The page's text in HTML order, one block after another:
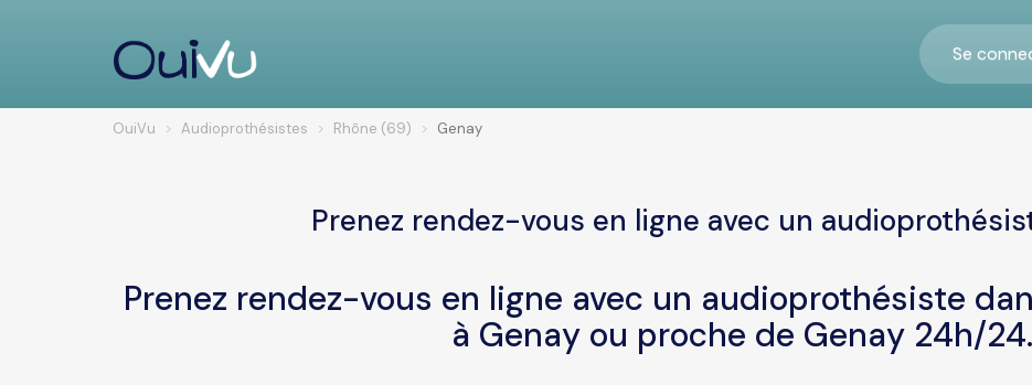
Se
OuiVu Audioprothésistes Rhône (69) Genay
Prenez rendez-vous en ligne avec un
Prenez rendez-vous en ligne avec un audioprothésiste
à Genay ou proche de Genay 24h/24.